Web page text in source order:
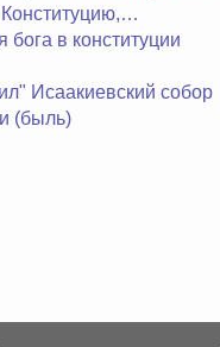
в конституции
Исаакиевский собор
(быль)